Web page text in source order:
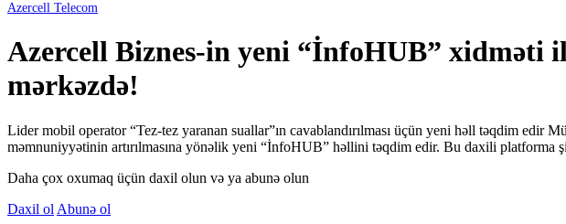
Azercell Telecom
Azercell Biznes-in yeni “İnfoHUB” xidməti
mərkəzdə!
Lider mobil operator “Tez-tez yaranan suallar”ın cavablandırılması üçün yeni həll təqdim
məmnuniyyətinin artırılmasına yönəlik yeni “İnfoHUB” həllini təqdim edir. Bu daxili platforma
Daha çox oxumaq üçün daxil olun və ya abunə olun
Daxil ol Abunə ol